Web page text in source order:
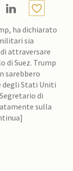
ha dichiarato
sia
attraversare
Trump
sarebbero
Stati Uniti
di
sulla